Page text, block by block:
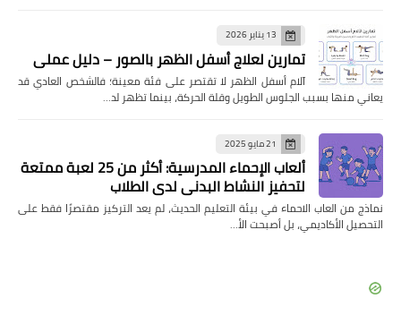
13 يناير 2026
تمارين لعلاج أسفل الظهر بالصور – دليل عملي
آلام أسفل الظهر لا تقتصر على فئة معينة؛ فالشخص العادي قد
يعاني منها بسبب الجلوس الطويل وقلة الحركة، بينما تظهر لد…
21 مايو 2025
ألعاب الإحماء المدرسية: أكثر من 25 لعبة ممتعة
لتحفيز النشاط البدني لدى الطلاب
نماذج من العاب الاحماء في بيئة التعليم الحديث، لم يعد التركيز مقتصرًا فقط على
التحصيل الأكاديمي، بل أصبحت الأ…